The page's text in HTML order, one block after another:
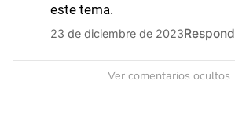
este tema.
23 de diciembre de 2023
Ver comentarios ocultos